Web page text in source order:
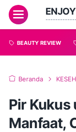
BEAUTY REVIEW
Beranda
Pir Kukus
Manfaat,